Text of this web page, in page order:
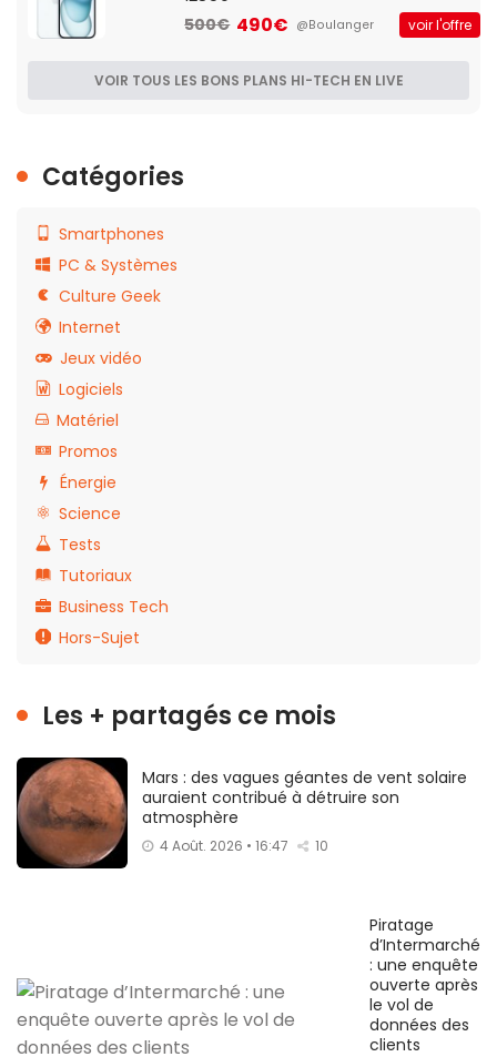
500€ 490€ @Boulanger voir l'offre
VOIR TOUS LES BONS PLANS HI-TECH EN LIVE
Catégories
Smartphones
PC & Systèmes
Culture Geek
Internet
Jeux vidéo
Logiciels
Matériel
Promos
Énergie
Science
Tests
Tutoriaux
Business Tech
Hors-Sujet
Les + partagés ce mois
Mars : des vagues géantes de vent solaire
auraient contribué à détruire son
atmosphère
4 Août. 2026 • 16:47 10
Piratage
d’Intermarché
: une enquête
ouverte après
le vol de
données des
clients